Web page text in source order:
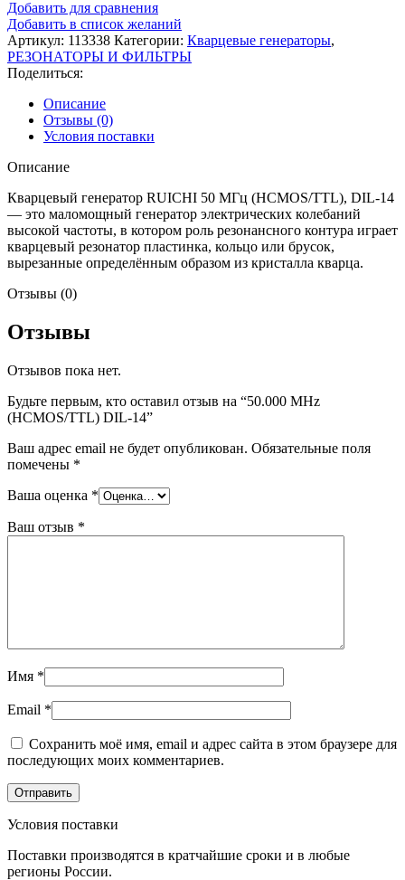
Добавить для сравнения
Добавить в список желаний
Артикул: 113338 Категории: Кварцевые генераторы,
РЕЗОНАТОРЫ И ФИЛЬТРЫ
Поделиться:
Описание
Отзывы (0)
Условия поставки
Описание
Кварцевый генератор RUICHI 50 МГц (HCMOS/TTL), DIL-14
— это маломощный генератор электрических колебаний
высокой частоты, в котором роль резонансного контура играет
кварцевый резонатор пластинка, кольцо или брусок,
вырезанные определённым образом из кристалла кварца.
Отзывы (0)
Отзывы
Отзывов пока нет.
Будьте первым, кто оставил отзыв на “50.000 MHz
(HCMOS/TTL) DIL-14”
Ваш адрес email не будет опубликован. Обязательные поля
помечены *
Ваша оценка *
Ваш отзыв *
Имя *
Email *
Сохранить моё имя, email и адрес сайта в этом браузере для
последующих моих комментариев.
Условия поставки
Поставки производятся в кратчайшие сроки и в любые
регионы России.